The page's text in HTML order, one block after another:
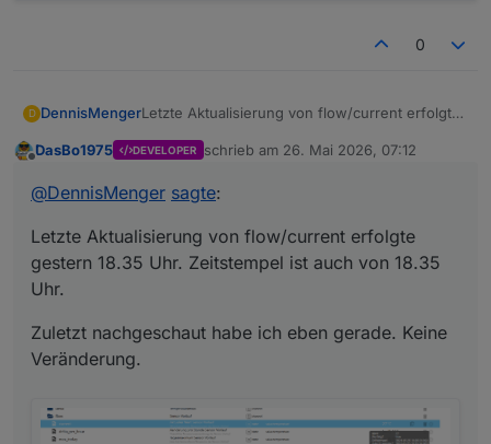
0
D DennisMengerLetzte Aktualisierung von flow/current erfolgte
18.35 Uhr.
Zuletzt nachgeschaut habe ich eben gerade.
DasBo1975 DEVELOPER schrieb am 26. Mai 2026, 07:12
zuletzt editiert von
@DennisMenger sagte:
Letzte Aktualisierung von flow/current erfolgte
gestern 18.35 Uhr. Zeitstempel ist auch von 18.35
Uhr.
Zuletzt nachgeschaut habe ich eben gerade. Keine
Veränderung.